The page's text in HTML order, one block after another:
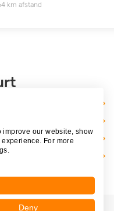
km afstand
improve our website, show
For more
Deny